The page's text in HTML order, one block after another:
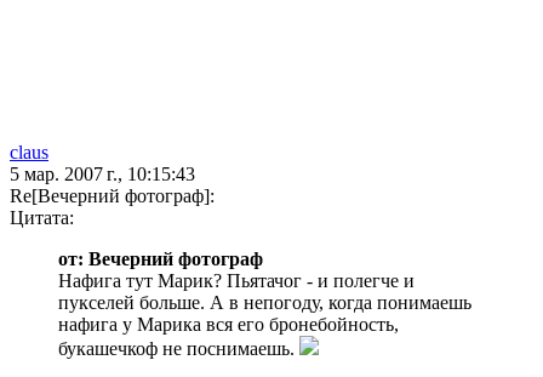
claus
5 мар. 2007 г., 10:15:43
Re[Вечерний фотограф]:
Цитата:
от: Вечерний фотограф
Нафига тут Марик? Пьятачог - и полегче и
пукселей больше. А в непогоду, когда понимаешь
нафига у Марика вся его бронебойность,
букашечкоф не поснимаешь.